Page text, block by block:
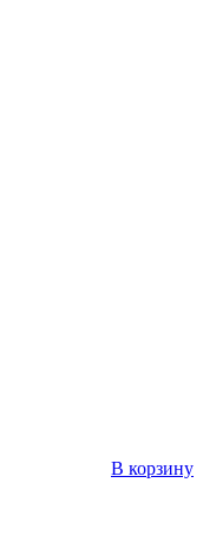
В корзину